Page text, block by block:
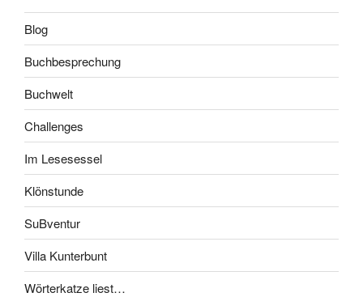
Blog
Buchbesprechung
Buchwelt
Challenges
Im Lesesessel
Klönstunde
SuBventur
Villa Kunterbunt
Wörterkatze liest…